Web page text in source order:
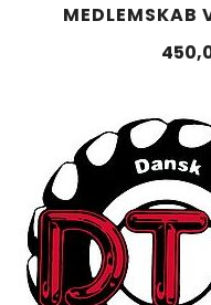
MEDLEMSKAB